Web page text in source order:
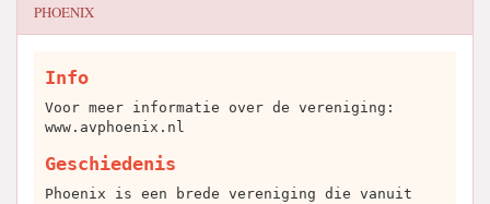
PHOENIX
Info
Voor meer informatie over de vereniging:
www.avphoenix.nl
Geschiedenis
Phoenix is een brede vereniging die vanuit